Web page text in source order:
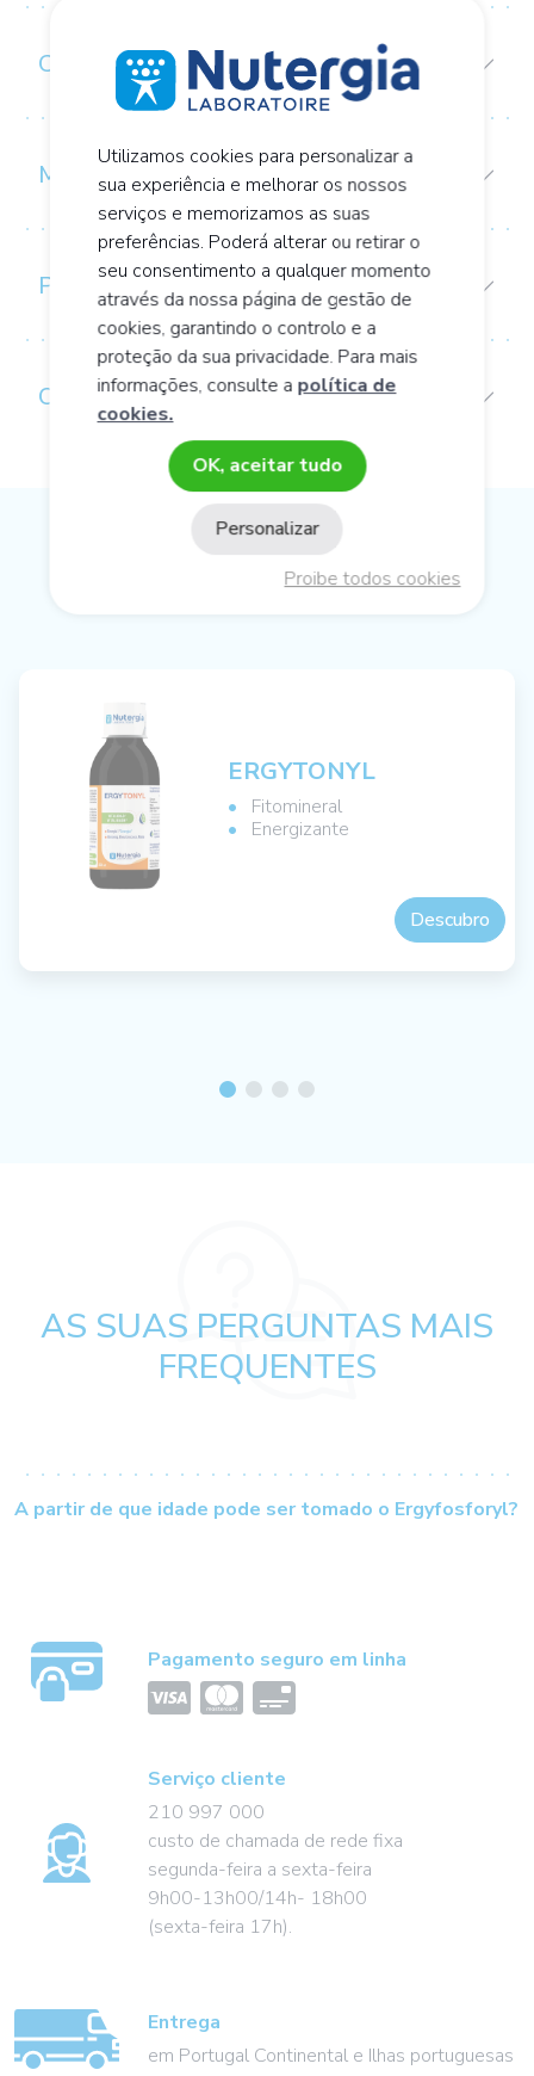
COMPOSIÇÃO
MODO DE TOMAR/CONSERVAÇÃO
PRECAUÇÕES DE UTILIZAÇÃO
O CÉREBRO
OS NOSSOS CONSELHOS SOBRE
NUTRIÇÃO CELULAR ACTIVA
ERGYTONYL
Fitomineral
Energizante
Descubro
AS SUAS PERGUNTAS MAIS
FREQUENTES
A partir de que idade pode ser tomado o Ergyfosforyl?
Pagamento seguro em linha
Serviço cliente
210 997 000
custo de chamada de rede fixa
segunda-feira a sexta-feira
9h00-13h00/14h- 18h00
(sexta-feira 17h).
Entrega
em Portugal Continental e Ilhas portuguesas
Utilizamos cookies para personalizar a
sua experiência e melhorar os nossos
serviços e memorizamos as suas
preferências. Poderá alterar ou retirar o
seu consentimento a qualquer momento
através da nossa página de gestão de
cookies, garantindo o controlo e a
proteção da sua privacidade. Para mais
informações, consulte a política de
cookies.
OK, aceitar tudo
Proibe todos cookies
Personalizar